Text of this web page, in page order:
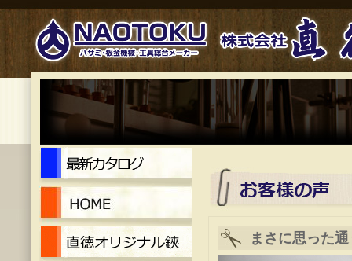
Home
直徳オリジナル鋏まさに思った